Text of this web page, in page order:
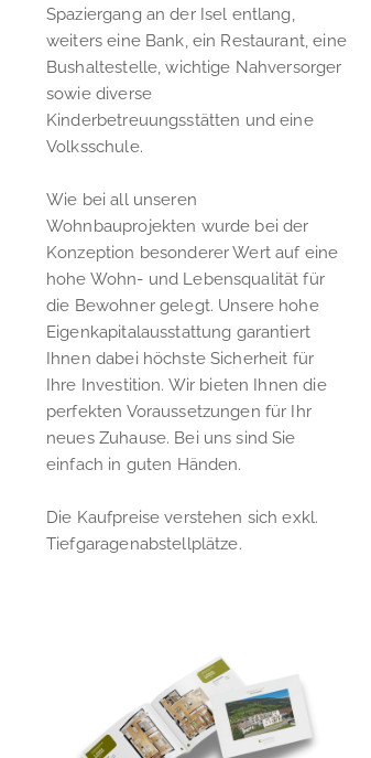
Spaziergang an der Isel entlang,
weiters eine Bank, ein Restaurant, eine
Bushaltestelle, wichtige Nahversorger
sowie diverse
Kinderbetreuungsstätten und eine
Volksschule.
Wie bei all unseren
Wohnbauprojekten wurde bei der
Konzeption besonderer Wert auf eine
hohe Wohn- und Lebensqualität für
die Bewohner gelegt. Unsere hohe
Eigenkapitalausstattung garantiert
Ihnen dabei höchste Sicherheit für
Ihre Investition. Wir bieten Ihnen die
perfekten Voraussetzungen für Ihr
neues Zuhause. Bei uns sind Sie
einfach in guten Händen.
Die Kaufpreise verstehen sich exkl.
Tiefgaragenabstellplätze.